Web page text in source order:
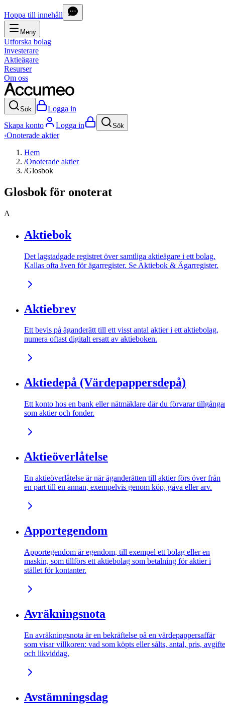
Hoppa till innehåll
Meny
Utforska bolag
Investerare
Aktieägare
Resurser
Om oss
Sök
Logga in
Skapa konto
Logga in Sök
‹Onoterade aktier
Hem
/Onoterade aktier
/Glosbok
Glosbok för onoterat
A
Aktiebok
Det lagstadgade registret över samtliga aktieägare i ett bolag.
Kallas ofta även för ägarregister. Se Aktiebok & Ägarregister.
Aktiebrev
Ett bevis på äganderätt till ett visst antal aktier i ett aktiebolag,
numera oftast digitalt ersatt av aktieboken.
Aktiedepå (Värdepappersdepå)
Ett konto hos en bank eller nätmäklare där du förvarar
som aktier och fonder.
Aktieöverlåtelse
En aktieöverlåtelse är när äganderätten till aktier förs över från
en part till en annan, exempelvis genom köp, gåva eller arv.
Apportegendom
Apportegendom är egendom, till exempel ett bolag eller en
maskin, som tillförs ett aktiebolag som betalning för aktier i
stället för kontanter.
Avräkningsnota
En avräkningsnota är en bekräftelse på en värdepappersaffär
som visar villkoren: vad som köpts eller sålts, antal, pris,
och likviddag.
Avstämningsdag